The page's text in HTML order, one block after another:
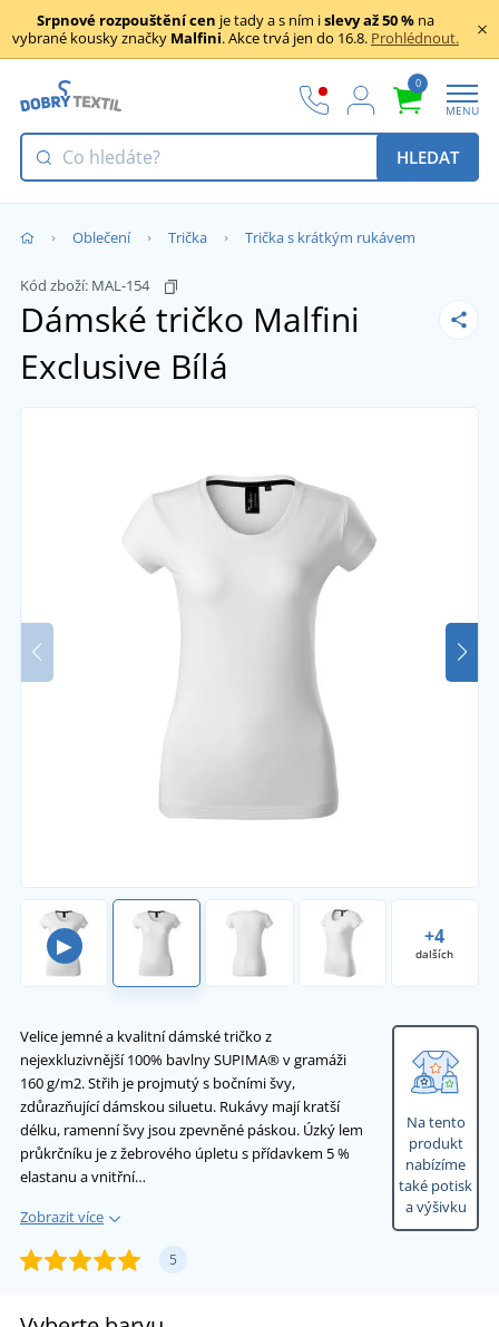
Srpnové rozpouštění cen je tady a s ním islevy až 50 % na
vybrané kousky značky Malfini. Akce trvá jen do 16.8. Prohlédnout.
0
MENU
HLEDAT
Oblečení Trička Trička s krátkým rukávem
Kód zboží: MAL-154
Dámské tričko Malfini
Exclusive Bílá
▶ +4
dalších
Velice jemné a kvalitní dámské tričko z
nejexkluzivnější 100% bavlny SUPIMA® v gramáži
160 g/m2. Střih je projmutý s bočními švy,
zdůrazňující dámskou siluetu. Rukávy mají kratší
délku, ramenní švy jsou zpevněné páskou. Úzký lem
průkrčníku je z žebrového úpletu s přídavkem 5 %
elastanu a vnitřní…
Zobrazit více
5
Na tento
produkt
nabízíme
také potisk
a výšivku